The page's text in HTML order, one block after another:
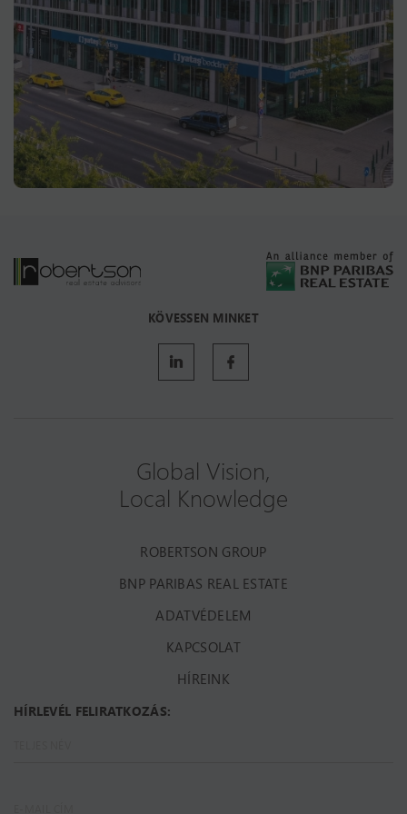
KÖVESSEN MINKET
Global Vision,
Local Knowledge
ROBERTSON GROUP
BNP PARIBAS REAL ESTATE
ADATVÉDELEM
KAPCSOLAT
HÍREINK
HÍRLEVÉL FELIRATKOZÁS: